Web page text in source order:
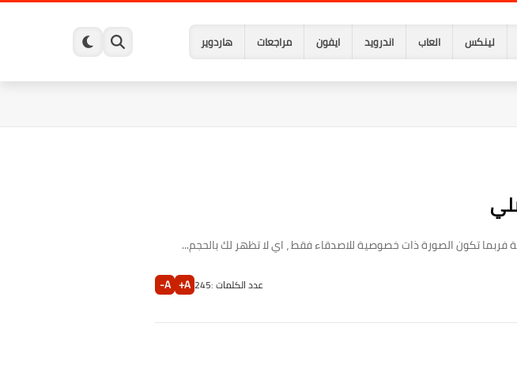
لينكس العاب اندرويد ايفون مراجعات هاردوير
تكون الصورة ذات خصوصية للاصدقاء فقط ، اي لا تظهر لك بالحجم...
عدد الكلمات :245
A+
A-